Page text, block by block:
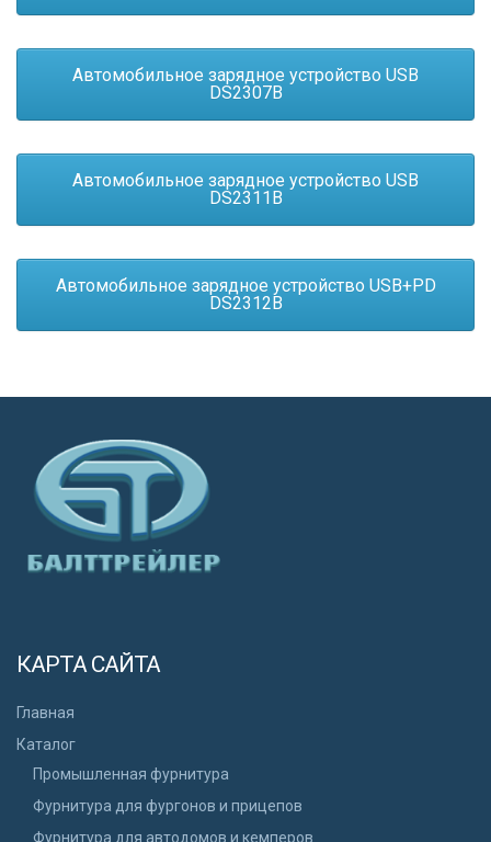
Автомобильное зарядное устройство USB
DS2307B
Автомобильное зарядное устройство USB
DS2311B
Автомобильное зарядное устройство USB+PD
DS2312B
КАРТА САЙТА
Главная
Каталог
Промышленная фурнитура
Фурнитура для фургонов и прицепов
Фурнитура для автодомов и кемперов